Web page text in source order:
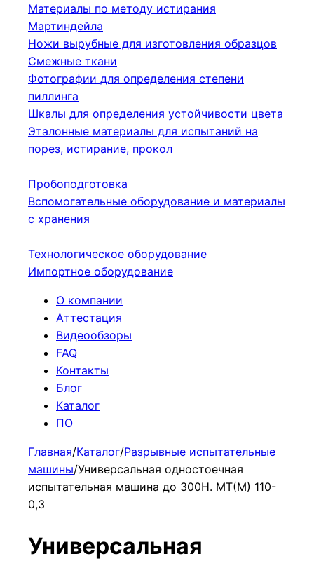
Материалы по методу истирания
Мартиндейла
Ножи вырубные для изготовления образцов
Смежные ткани
Фотографии для определения степени
пиллинга
Шкалы для определения устойчивости цвета
Эталонные материалы для испытаний на
порез, истирание, прокол
Пробоподготовка
Вспомогательные оборудование и материалы
с хранения
Технологическое оборудование
Импортное оборудование
О компании
Аттестация
Видеообзоры
FAQ
Контакты
Блог
Каталог
ПО
Главная/Каталог/Разрывные испытательные
машины/Универсальная одностоечная
испытательная машина до 300Н. МТ(М) 110-
0,3
Универсальная